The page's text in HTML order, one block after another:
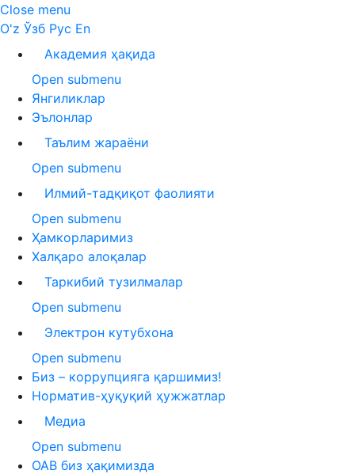
Close menu
O'z Ўзб Рус En
Академия ҳақида
Open submenu
Янгиликлар
Эълонлар
Таълим жараёни
Open submenu
Илмий-тадқиқот фаолияти
Open submenu
Ҳамкорларимиз
Халқаро алоқалар
Таркибий тузилмалар
Open submenu
Электрон кутубхона
Open submenu
Биз – коррупцияга қаршимиз!
Норматив-ҳуқуқий ҳужжатлар
Медиа
Open submenu
ОАВ биз ҳақимизда